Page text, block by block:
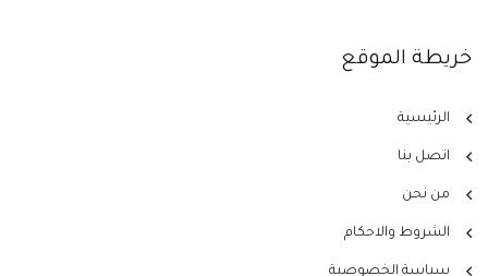
خريطة الموقع
الرئيسية
اتصل بنا
من نحن
الشروط والاحكام
سياسة الخصوصية